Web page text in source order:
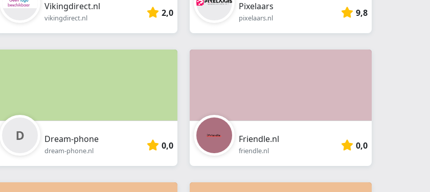
Vikingdirect.nl
vikingdirect.nl 2,0
Pixelaars
pixelaars.nl 9,8
Dream-phone
dream-phone.nl 0,0
Friendle.nl
friendle.nl 0,0